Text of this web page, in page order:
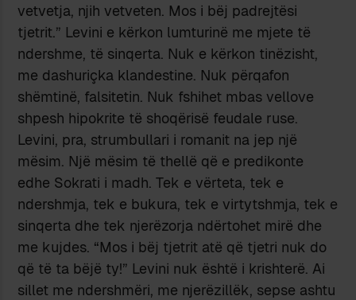
vetvetja, njih vetveten. Mos i bëj padrejtësi
tjetrit.” Levini e kërkon lumturinë me mjete të
ndershme, të sinqerta. Nuk e kërkon tinëzisht,
me dashuriçka klandestine. Nuk përqafon
shëmtinë, falsitetin. Nuk fshihet mbas vellove
shpesh hipokrite të shoqërisë feudale ruse.
Levini, pra, strumbullari i romanit na jep një
mësim. Një mësim të thellë që e predikonte
edhe Sokrati i madh. Tek e vërteta, tek e
ndershmja, tek e bukura, tek e virtytshmja, tek e
sinqerta dhe tek njerëzorja ndërtohet mirë dhe
me kujdes. “Mos i bëj tjetrit atë që tjetri nuk do
që të ta bëjë ty!” Levini nuk është i krishterë. Ai
sillet me ndershmëri, me njerëzillëk, sepse ashtu